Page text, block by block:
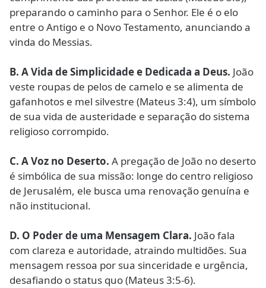
preparando o caminho para o Senhor. Ele é o elo
entre o Antigo e o Novo Testamento, anunciando a
vinda do Messias.
B. A Vida de Simplicidade e Dedicada a Deus. João
veste roupas de pelos de camelo e se alimenta de
gafanhotos e mel silvestre (Mateus 3:4), um símbolo
de sua vida de austeridade e separação do sistema
religioso corrompido.
C. A Voz no Deserto. A pregação de João no deserto
é simbólica de sua missão: longe do centro religioso
de Jerusalém, ele busca uma renovação genuína e
não institucional.
D. O Poder de uma Mensagem Clara. João fala
com clareza e autoridade, atraindo multidões. Sua
mensagem ressoa por sua sinceridade e urgência,
desafiando o status quo (Mateus 3:5-6).